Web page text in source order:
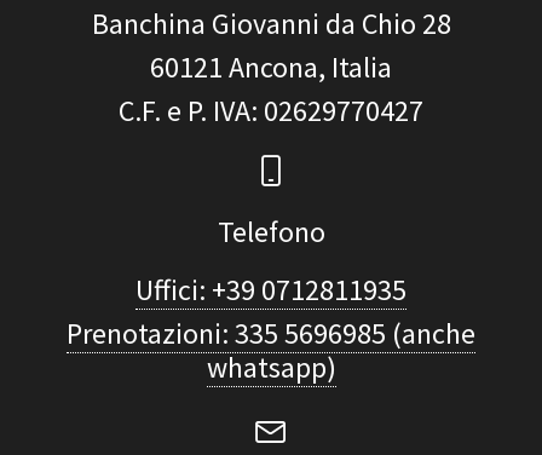
Banchina Giovanni da Chio 28
60121Ancona, Italia
C.F. e P. IVA: 02629770427
Telefono
Uffici: +39 0712811935
Prenotazioni: 335 5696985 (anche
whatsapp)